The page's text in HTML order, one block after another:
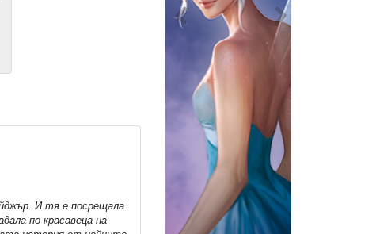
И тя е посрещала
по красавеца на